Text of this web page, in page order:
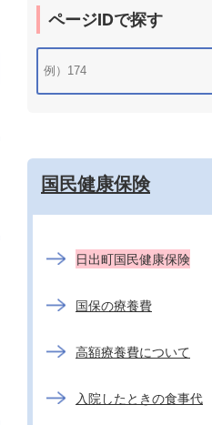
ページIDで探す
国民健康保険
日出町国民健康保険
国保の療養費
高額療養費について
入院したときの食事代